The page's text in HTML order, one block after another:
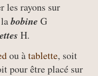
les rayons sur
labobine G
H.
ou àtablette, soit
pour être placé sur